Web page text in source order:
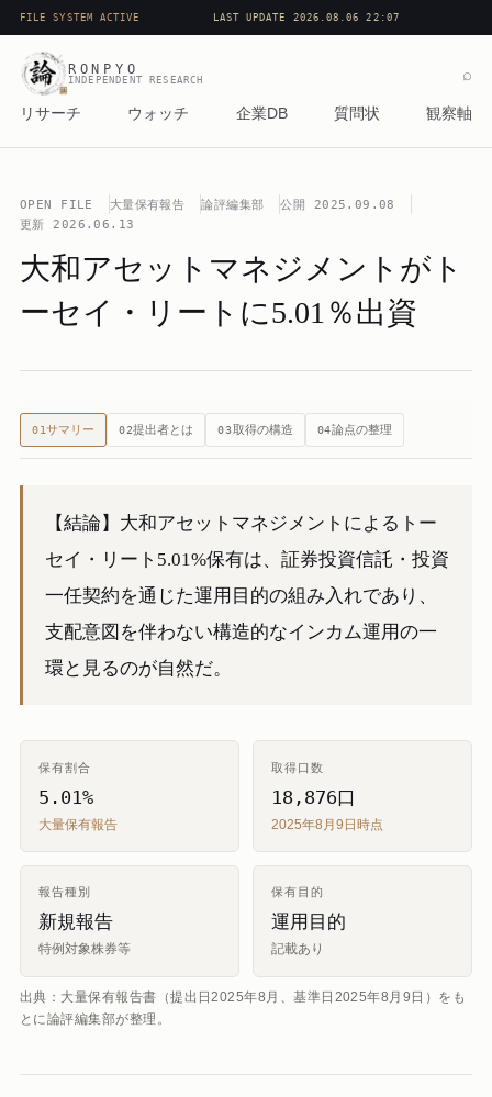
FILE SYSTEM ACTIVE LAST UPDATE 2026.08.06 22:07
RONPYO
INDEPENDENT RESEARCH
リサーチ ウォッチ 企業DB 質問状 観察軸
⌕
OPEN FILE 大量保有報告 論評編集部 公開
2025.09.08
更新 2026.06.13
大和アセットマネジメントがト
ーセイ・リートに5.01％出資
01サマリー 02提出者とは 03取得の構造 04論点の整理
【結論】大和アセットマネジメントによるトー
セイ・リート5.01%保有は、証券投資信託・投資
一任契約を通じた運用目的の組み入れであり、
支配意図を伴わない構造的なインカム運用の一
環と見るのが自然だ。
保有割合
5.01%
大量保有報告
取得口数
18,876口
2025年8月9日時点
報告種別
新規報告
特例対象株券等
保有目的
運用目的
記載あり
出典：大量保有報告書（提出日2025年8月、基準日2025年8月9日）をも
とに論評編集部が整理。